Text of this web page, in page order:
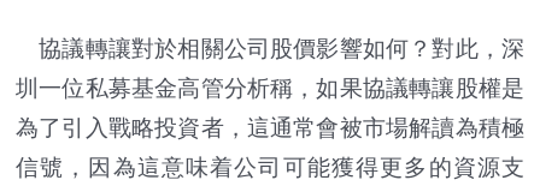
協議轉讓對於相關公司股價影響如何？對此，深
圳一位私募基金高管分析稱，如果協議轉讓股權是
為了引入戰略投資者，這通常會被市場解讀為積極
信號，因為這意味着公司可能獲得更多的資源支